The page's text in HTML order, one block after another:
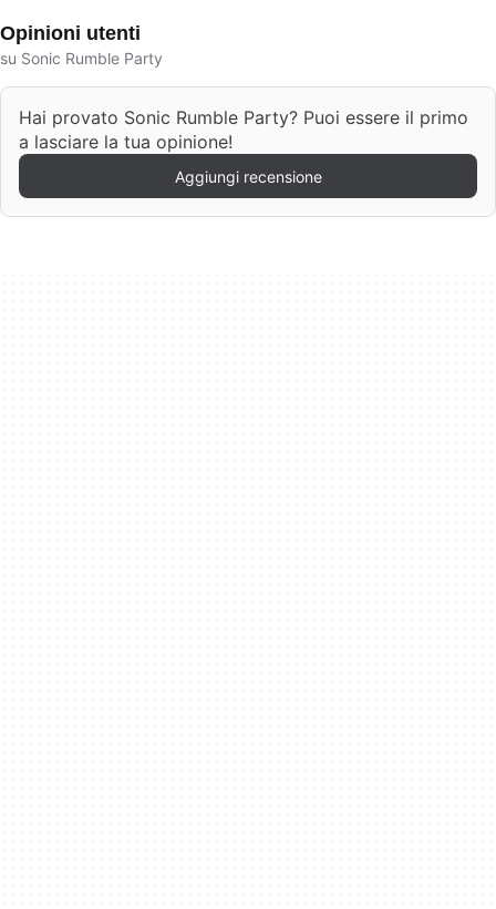
Opinioni utenti
su Sonic Rumble Party
Hai provato Sonic Rumble Party? Puoi essere il primo
a lasciare la tua opinione!
Aggiungi recensione